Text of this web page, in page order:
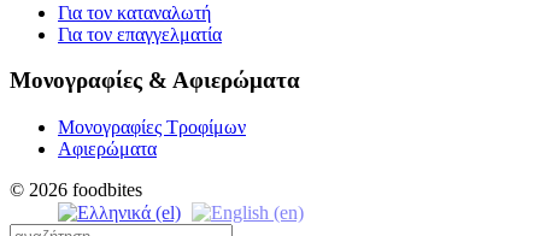
Για τον καταναλωτή
Για τον επαγγελματία
Μονογραφίες & Αφιερώματα
Μονογραφίες Τροφίμων
Αφιερώματα
© 2026 foodbites